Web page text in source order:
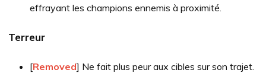
effrayant les champions ennemis à proximité.
Terreur
[Removed] Ne fait plus peur aux cibles sur son trajet.